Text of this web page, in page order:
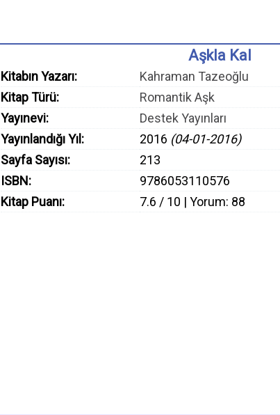
Aşkla Kal
Kitabın Yazarı:
Kahraman Tazeoğlu
Kitap Türü:
Romantik Aşk
Yayınevi:
Destek Yayınları
Yayınlandığı Yıl:
2016 (04-01-2016)
Sayfa Sayısı:
213
ISBN:
9786053110576
Kitap Puanı:
7.6 / 10 | Yorum: 88